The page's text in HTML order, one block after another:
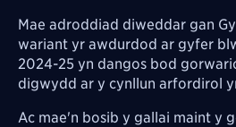
Mae adroddiad diweddar gan
wariant yr awdurdod ar gyfer
2024-25 yn dangos bod
digwydd ar y cynllun arfordirol
Ac mae'n bosib y gallai maint y